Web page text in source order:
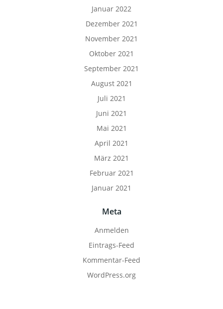
Januar 2022
Dezember 2021
November 2021
Oktober 2021
September 2021
August 2021
Juli 2021
Juni 2021
Mai 2021
April 2021
März 2021
Februar 2021
Januar 2021
Meta
Anmelden
Eintrags-Feed
Kommentar-Feed
WordPress.org